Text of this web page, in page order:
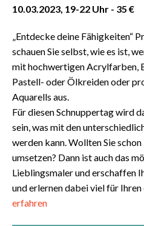
10.03.2023, 19-22 Uhr - 35 €
„Entdecke deine Fähigkeiten“
schauen Sie selbst, wie es ist,
mit hochwertigen Acrylfarben,
Pastell- oder Ölkreiden oder
Aquarells aus.
Für diesen Schnuppertag wird
sein, was mit den
werden kann. Wollten Sie
umsetzen? Dann ist auch das
Lieblingsmaler und erschaffen
und erlernen dabei viel für
erfahren